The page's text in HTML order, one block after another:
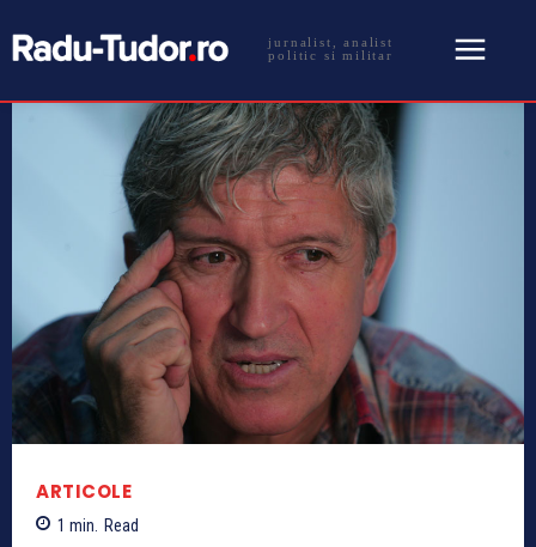
jurnalist, analist
politic si militar
ARTICOLE
1 min. Read